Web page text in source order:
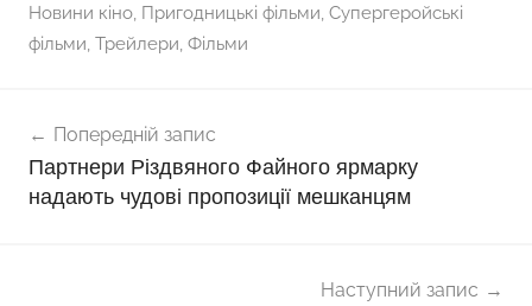
Новини кіно, Пригодницькі фільми, Супергеройські
фільми, Трейлери, Фільми
записів
Попередній запис
Партнери Різдвяного Файного ярмарку
надають чудові пропозиції мешканцям
Наступний запис